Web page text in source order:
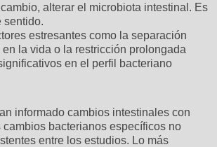
alterar el microbiota intestinal. Es
sentido.
estresantes como la separación
en la vida o la restricción prolongada
en el perfil bacteriano
informado cambios intestinales con
cambios bacterianos específicos no
entre los estudios. Lo más